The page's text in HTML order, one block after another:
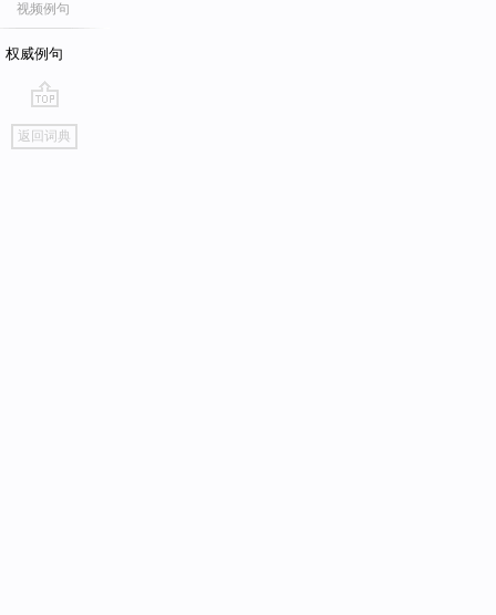
视频例句
权威例句
go
top
返回词典